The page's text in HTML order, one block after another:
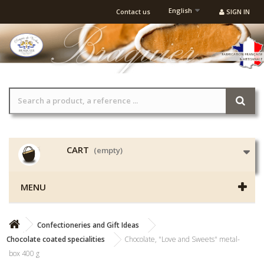
SIGN IN
English
Contact us
CART (empty)
MENU
Confectioneries and Gift Ideas
Chocolate coated specialities
Chocolate, "Love and Sweets" metal-
box 400 g